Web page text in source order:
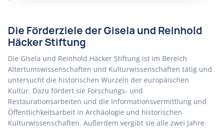
Die Förderziele der Gisela und Reinhold
Häcker Stiftung
Die Gisela und Reinhold Häcker Stiftung ist im Bereich
Altertumswissenschaften und Kulturwissenschaften tätig und
untersucht die historischen Wurzeln der europäischen
Kultur. Dazu fördert sie Forschungs- und
Restaurationsarbeiten und die Informationsvermittlung und
Öffentlichkeitsarbeit in Archäologie und historischen
Kulturwissenschaften. Außerdem vergibt sie alle zwei Jahre